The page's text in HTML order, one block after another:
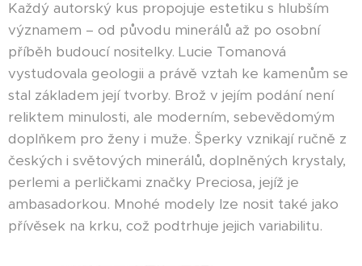
Každý autorský kus propojuje estetiku s hlubším
významem – od původu minerálů až po osobní
příběh budoucí nositelky. Lucie Tomanová
vystudovala geologii a právě vztah ke kamenům se
stal základem její tvorby. Brož v jejím podání není
reliktem minulosti, ale moderním, sebevědomým
doplňkem pro ženy i muže. Šperky vznikají ručně z
českých i světových minerálů, doplněných krystaly,
perlemi a perličkami značky Preciosa, jejíž je
ambasadorkou. Mnohé modely lze nosit také jako
přívěsek na krku, což podtrhuje jejich variabilitu.